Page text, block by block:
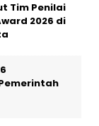
Tim Penilai
2026 di